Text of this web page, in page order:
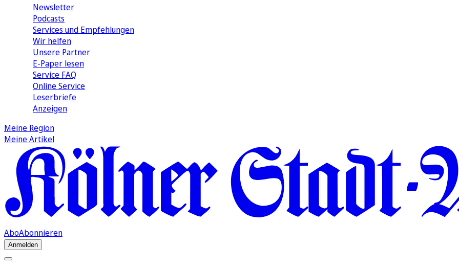
Newsletter
Podcasts
Services und Empfehlungen
Wir helfen
Unsere Partner
E-Paper lesen
Service FAQ
Online Service
Leserbriefe
Anzeigen
Meine Region
Meine Artikel
AboAbonnieren
Anmelden